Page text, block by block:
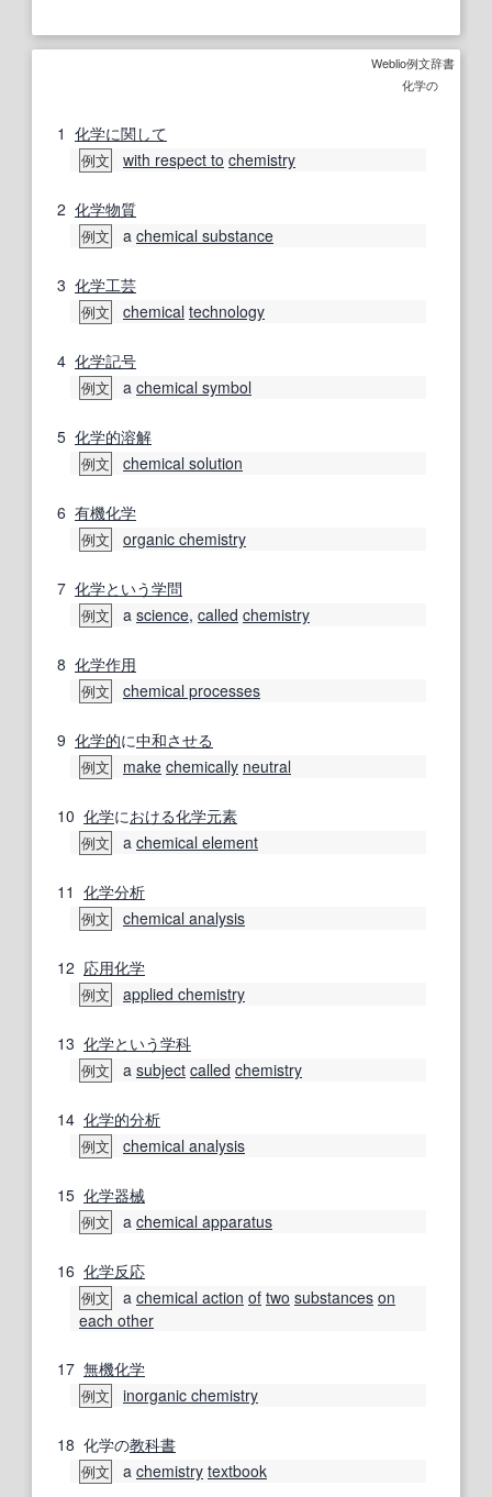
Weblio例文辞書
化学の
1 化学に関して
例文 with respect to chemistry
2 化学物質
例文 a chemical substance
3 化学工芸
例文 chemical technology
4 化学記号
例文 a chemical symbol
5 化学的溶解
例文 chemical solution
6 有機化学
例文 organic chemistry
7 化学という学問
例文 a science, called chemistry
8 化学作用
例文 chemical processes
9 化学的に中和させる
例文 make chemically neutral
10 化学における化学元素
例文 a chemical element
11 化学分析
例文 chemical analysis
12 応用化学
例文 applied chemistry
13 化学という学科
例文 a subject called chemistry
14 化学的分析
例文 chemical analysis
15 化学器械
例文 a chemical apparatus
16 化学反応
例文 a chemical action of two substances on
each other
17 無機化学
例文 inorganic chemistry
18 化学の教科書
例文 a chemistry textbook